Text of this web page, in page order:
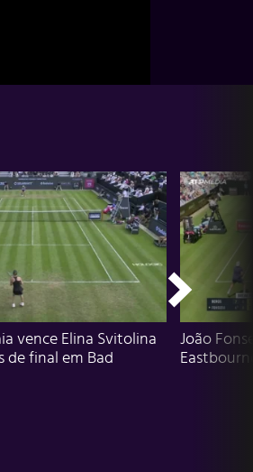
vence Elina Svitolina
de final em Bad
João